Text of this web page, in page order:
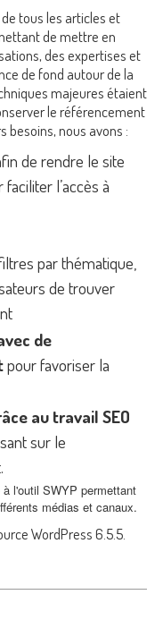
tous les articles et
de mettre en
des expertises et
de fond autour de la
majeures étaient
le référencement
besoins, nous avons :
de rendre le site
l’accès à
par thématique,
de trouver
de
pour favoriser la
au travail SEO
sur le
à l'outil SWYP permettant
médias et canaux.
WordPress 6.5.5.